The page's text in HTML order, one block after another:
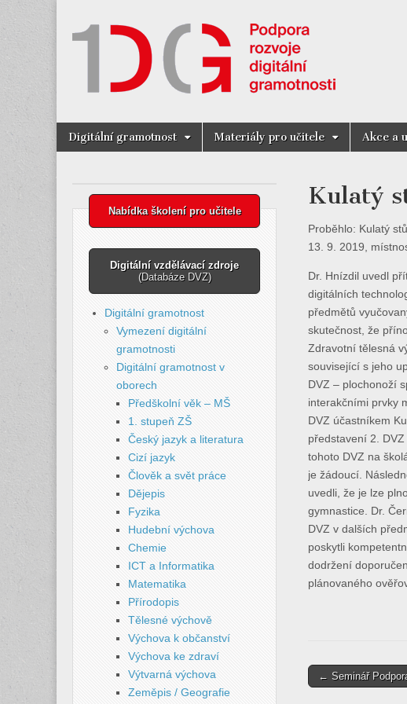
Digitální
Main
menu
Skip
Digitální gramotnost Materiály pro učitele Akce a
Kulatý
Proběhlo: Kulatý
13. 9. 2019,
Dr. Hnízdil uvedl
digitálních
předmětů
skutečnost, že
Zdravotní tělesná
související s jeho
DVZ – plochonoží
interakčními prvky
DVZ účastníkem
představení 2.
tohoto DVZ na
je žádoucí.
uvedli, že je lze
gymnastice. Dr.
DVZ v dalších
poskytli
dodržení
plánovaného
Post
← Seminář
Nabídka školení pro učitele
Digitální vzdělávací zdroje
(Databáze DVZ)
Digitální gramotnost
Vymezení digitální
gramotnosti
Digitální gramotnost v
oborech
Předškolní věk – MŠ
1. stupeň ZŠ
Český jazyk a literatura
Cizí jazyk
Člověk a svět práce
Dějepis
Fyzika
Hudební výchova
Chemie
ICT a Informatika
Matematika
Přírodopis
Tělesné výchově
Výchova k občanství
Výchova ke zdraví
Výtvarná výchova
Zeměpis / Geografie